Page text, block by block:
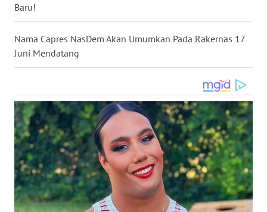
Baru!
Nama Capres NasDem Akan Umumkan Pada Rakernas 17
Juni Mendatang
JOGJA
WN
JATIM
BALI
WN
KALBAR
WN
KALTENG